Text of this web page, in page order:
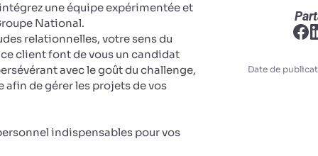
une équipe expérimentée et
National.
relationnelles, votre sens du
client font de vous un candidat
avec le goût du challenge,
de gérer les projets de vos
indispensables pour vos
Date de